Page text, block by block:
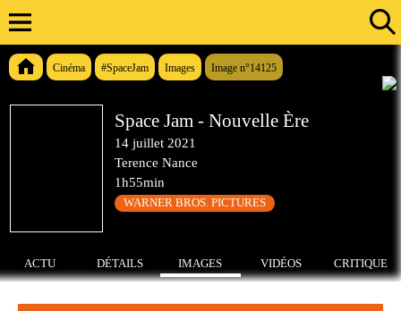
Cinéma #SpaceJam Images Image n°14125
Space Jam - Nouvelle Ère
14 juillet 2021
Terence Nance
1h55min
WARNER BROS. PICTURES
ACTU DÉTAILS IMAGES VIDÉOS CRITIQUE